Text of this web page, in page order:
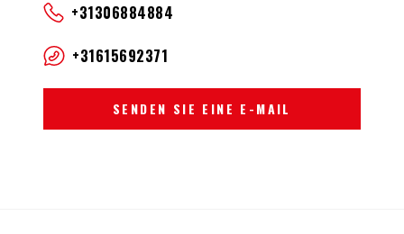
+31306884884
+31615692371
SENDEN SIE EINE E-MAIL